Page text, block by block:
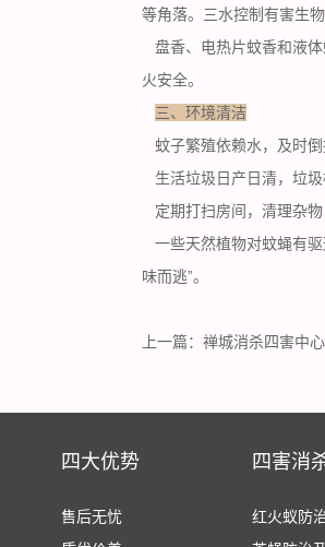
等角落。三水控制有害生
盘香、电热片蚊香和液
火安全。
三、环境清洁
蚊子繁殖依赖水，及时
生活垃圾日产日清，垃圾
定期打扫房间，清理杂物
一些天然植物对蚊蝇有驱
味而逃”。
上一篇： 禅城消杀四害中
四大优势
售后无忧
四害消
红火蚁防